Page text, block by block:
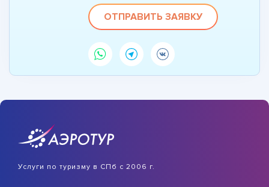
ОТПРАВИТЬ ЗАЯВКУ
Услуги по туризму в СПб с 2006 г.